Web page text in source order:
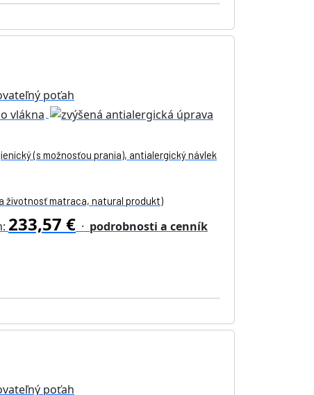
(s možnosťou prania), antialergický návlek
životnosť matraca, natural produkt)
233,57 € · podrobnosti a cenník